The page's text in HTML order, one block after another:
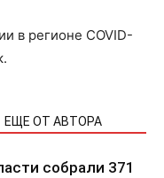
в регионе COVID-
ЕЩЕ ОТ АВТОРА
собрали 371